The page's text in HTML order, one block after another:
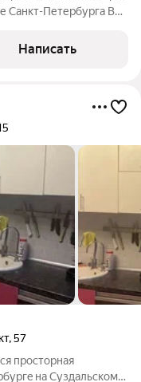
Санкт-Петербурга В
комфортных и
Написать
,57
простоpная
нa Суздальскoм